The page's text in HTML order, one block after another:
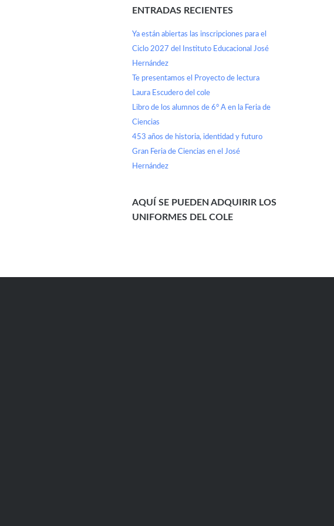
ENTRADAS RECIENTES
Ya están abiertas las inscripciones para el
Ciclo 2027 del Instituto Educacional José
Hernández
Te presentamos el Proyecto de lectura
Laura Escudero del cole
Libro de los alumnos de 6° A en la Feria de
Ciencias
453 años de historia, identidad y futuro
Gran Feria de Ciencias en el José
Hernández
AQUÍ SE PUEDEN ADQUIRIR LOS
UNIFORMES DEL COLE